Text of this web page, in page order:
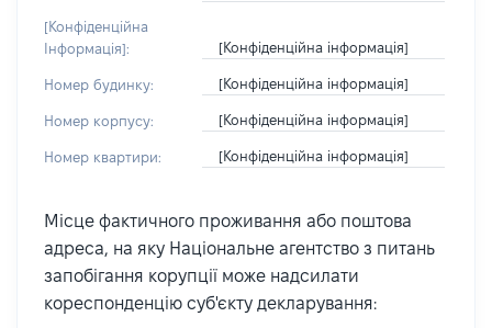
[Конфіденційна
Інформація]:
[Конфіденційна інформація]
Номер будинку: [Конфіденційна інформація]
Номер корпусу: [Конфіденційна інформація]
Номер квартири: [Конфіденційна інформація]
Місце фактичного проживання або поштова
адреса, на яку Національне агентство з питань
запобігання корупції може надсилати
кореспонденцію суб'єкту декларування: